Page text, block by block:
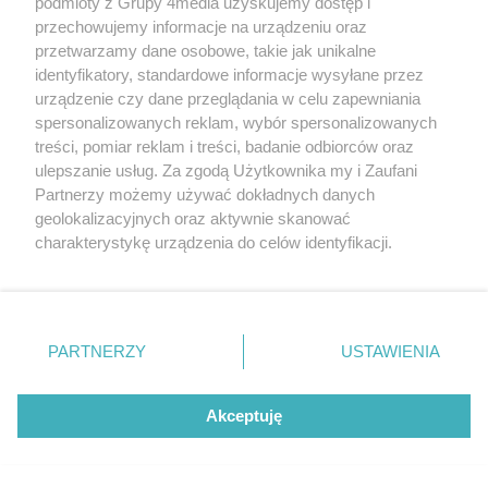
Jak światło zmienia odbiór przestrzeni
Data dodania artykułu:
07.08.2026 15:35
Kategorie artykułu:
Styl życia
ARTYKUŁ SPONSOROWANY
Która dieta pudełkowa w Legionowie
przechowujemy informacje na urządzeniu oraz
przetwarzamy dane osobowe, takie jak unikalne
identyfikatory, standardowe informacje wysyłane przez
urządzenie czy dane przeglądania w celu zapewniania
spersonalizowanych reklam, wybór spersonalizowanych
treści, pomiar reklam i treści, badanie odbiorców oraz
ulepszanie usług. Za zgodą Użytkownika my i Zaufani
Partnerzy możemy używać dokładnych danych
geolokalizacyjnych oraz aktywnie skanować
charakterystykę urządzenia do celów identyfikacji.
zmienić/wycofać klikając przycisk ustawień prywatności
znajdujący się w lewym dolnym rogu strony
. Niektóre
użytkownika, ale masz prawo sprzeciwić się takiemu
przetwarzaniu. Preferencje będą miały zastosowania tylko
PARTNERZY USTAWIENIA
Akceptuję